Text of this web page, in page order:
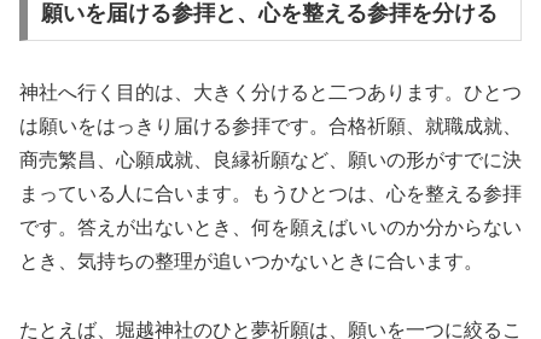
願いを届ける参拝と、心を整える参拝を分ける
神社へ行く目的は、大きく分けると二つあります。ひとつ
は願いをはっきり届ける参拝です。合格祈願、就職成就、
商売繁昌、心願成就、良縁祈願など、願いの形がすでに決
まっている人に合います。もうひとつは、心を整える参拝
です。答えが出ないとき、何を願えばいいのか分からない
とき、気持ちの整理が追いつかないときに合います。
たとえば、堀越神社のひと夢祈願は、願いを一つに絞るこ